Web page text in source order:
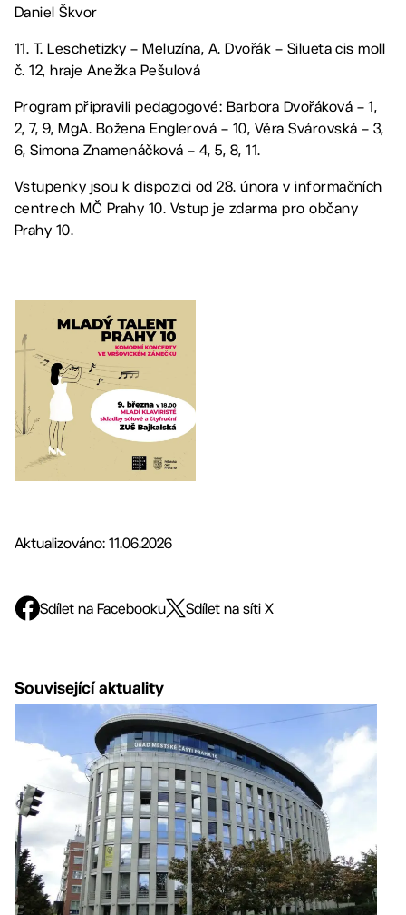
Daniel Škvor
11. T. Leschetizky – Meluzína, A. Dvořák – Silueta cis moll
č. 12, hraje Anežka Pešulová
Program připravili pedagogové: Barbora Dvořáková – 1,
2, 7, 9, MgA. Božena Englerová – 10, Věra Svárovská – 3,
6, Simona Znamenáčková – 4, 5, 8, 11.
Vstupenky jsou k dispozici od 28. února v informačních
centrech MČ Prahy 10. Vstup je zdarma pro občany
Prahy 10.
Aktualizováno: 11.06.2026
Sdílet na Facebooku Sdílet na síti X
Související aktuality